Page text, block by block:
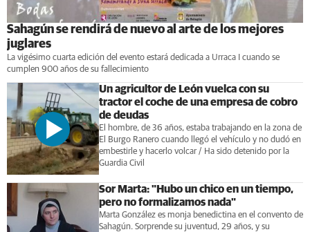
Sahagún se rendirá de nuevo al arte de los mejores
juglares
La vigésimo cuarta edición del evento estará dedicada a Urraca I cuando se
cumplen 900 años de su fallecimiento
Un agricultor de León vuelca con su
tractor el coche de una empresa de cobro
de deudas
El hombre, de 36 años, estaba trabajando en la zona de
El Burgo Ranero cuando llegó el vehículo y no dudó en
embestirle y hacerlo volcar / Ha sido detenido por la
Guardia Civil
Sor Marta: "Hubo un chico en un tiempo,
pero no formalizamos nada"
Marta González es monja benedictina en el convento de
Sahagún. Sorprende su juventud, 29 años, y su